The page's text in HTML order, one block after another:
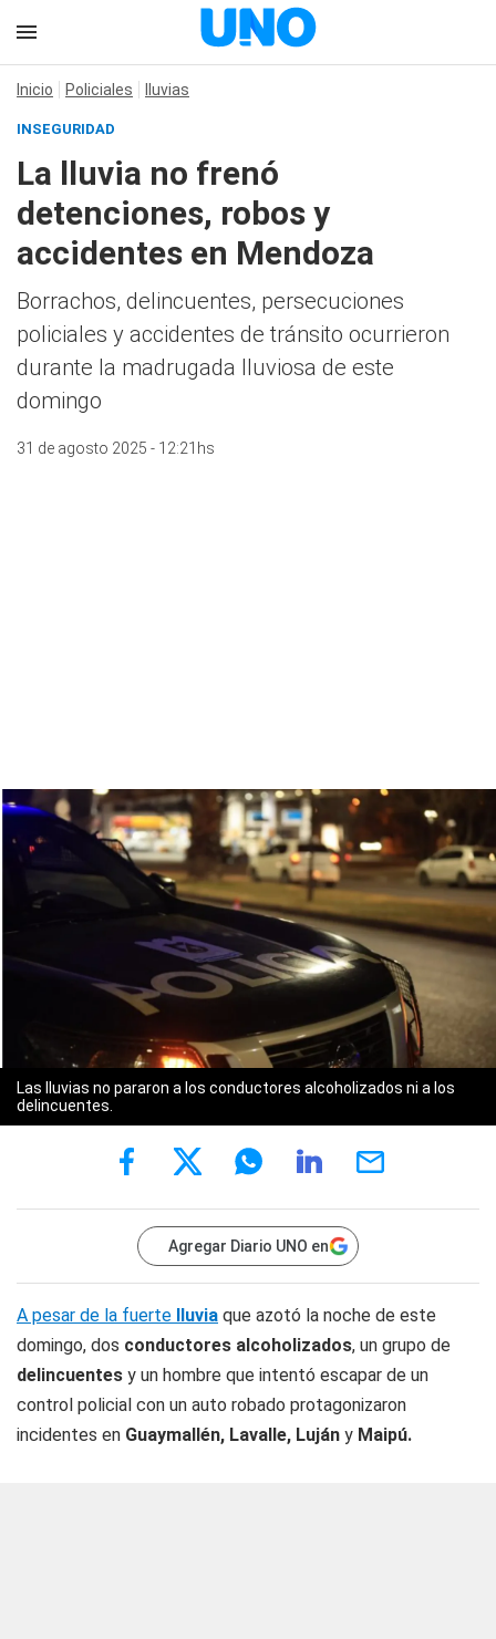
Inicio Policiales lluvias
INSEGURIDAD
La lluvia no frenó
detenciones, robos y
accidentes en Mendoza
Borrachos, delincuentes, persecuciones
policiales y accidentes de tránsito ocurrieron
durante la madrugada lluviosa de este
domingo
31 de agosto 2025 - 12:21hs
Las lluvias no pararon a los conductores alcoholizados ni a los
delincuentes.
Agregar Diario UNO en
A pesar de la fuerte lluvia que azotó la noche de este
domingo, dos conductores alcoholizados, un grupo de
delincuentes y un hombre que intentó escapar de un
control policial con un auto robado protagonizaron
incidentes en Guaymallén, Lavalle, Luján y Maipú.